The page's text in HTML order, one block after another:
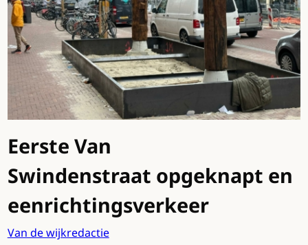
Eerste Van
Swindenstraat opgeknapt en
eenrichtingsverkeer
Van de wijkredactie